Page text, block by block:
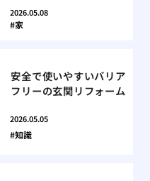
2026.05.08
家
安全で使いやすいバリア
フリーの玄関リフォーム
2026.05.05
知識